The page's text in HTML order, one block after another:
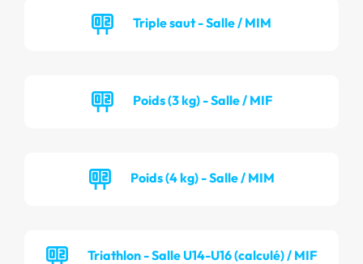
Triple saut - Salle / MIM
Poids (3 kg) - Salle / MIF
Poids (4 kg) - Salle / MIM
Triathlon - Salle U14-U16 (calculé) / MIF